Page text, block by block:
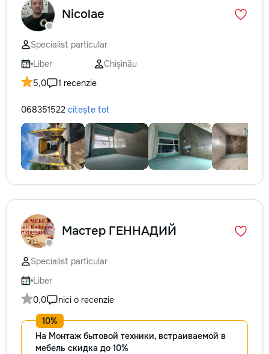
Nicolae
Specialist particular
Liber
Chișinău
5,0
1 recenzie
068351522 citește tot
Мастер ГЕННАДИЙ
Specialist particular
Liber
0,0
nici o recenzie
На Монтаж бытовой техники, встраиваемой в
мебель скидка до 10%